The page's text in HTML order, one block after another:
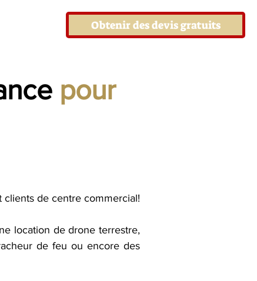
Obtenir des devis gratuits
pour
de centre commercial!
location de drone terrestre,
de feu ou encore des